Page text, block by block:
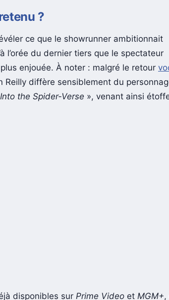
?
ce que le showrunner ambitionnait
l’orée du dernier tiers que le spectateur
enjouée. À noter : malgré le retour
Reilly diffère sensiblement du personnage